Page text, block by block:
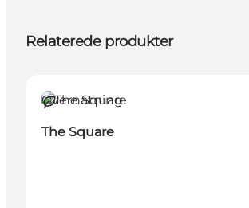
Relaterede produkter
Bæredygtige oplevelser
Overnatning
The Square